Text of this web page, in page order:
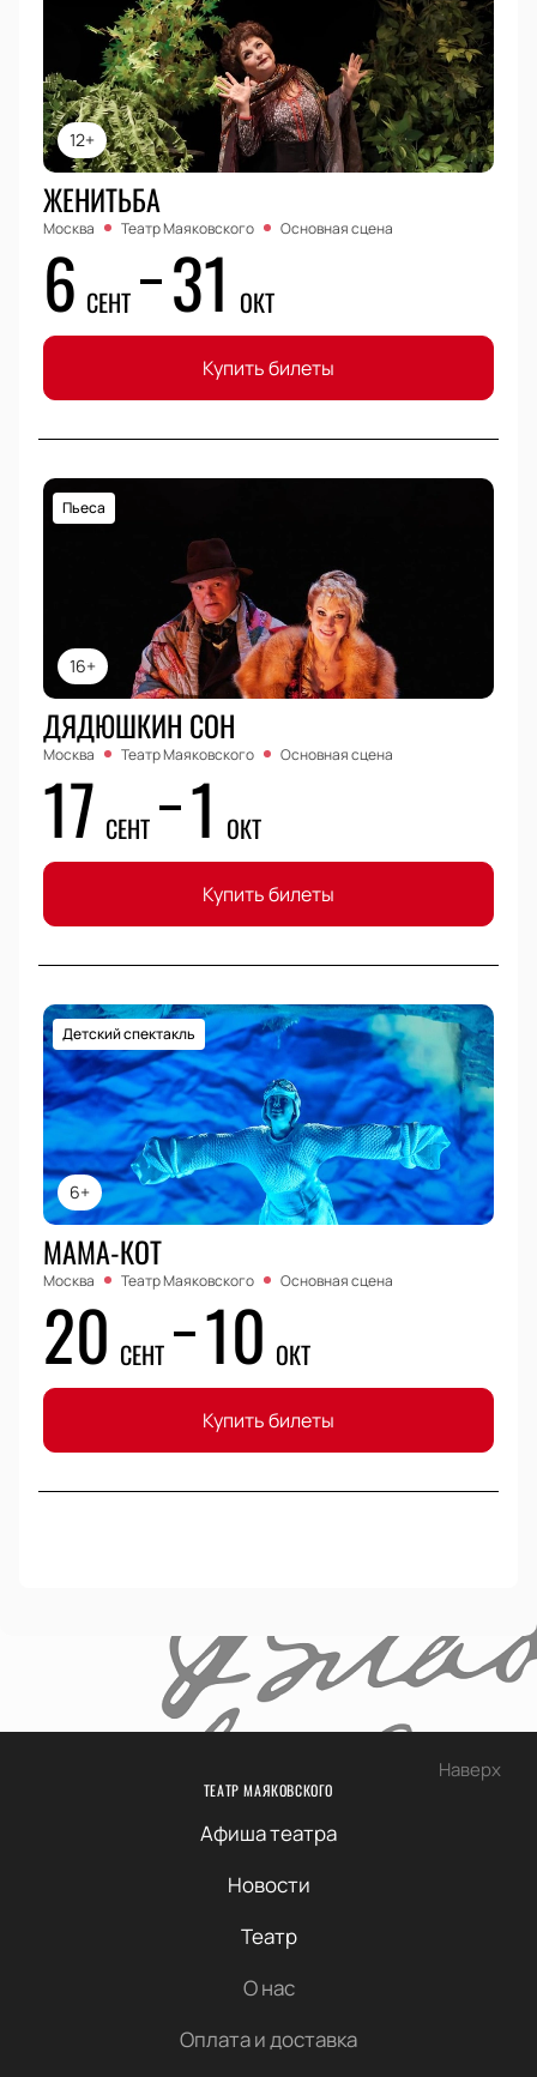
12+
ЖЕНИТЬБА
Москва Театр Маяковского Основная сцена
6 СЕНТ 31 ОКТ
Купить билеты
16+
Пьеса
ДЯДЮШКИН СОН
Москва Театр Маяковского Основная сцена
17 СЕНТ 1 ОКТ
Купить билеты
6+
Детский спектакль
МАМА-КОТ
Москва Театр Маяковского Основная сцена
20 СЕНТ 10 ОКТ
Купить билеты
Наверх
ТЕАТР МАЯКОВСКОГО
Афиша театра
Новости
Театр
О нас
Оплата и доставка